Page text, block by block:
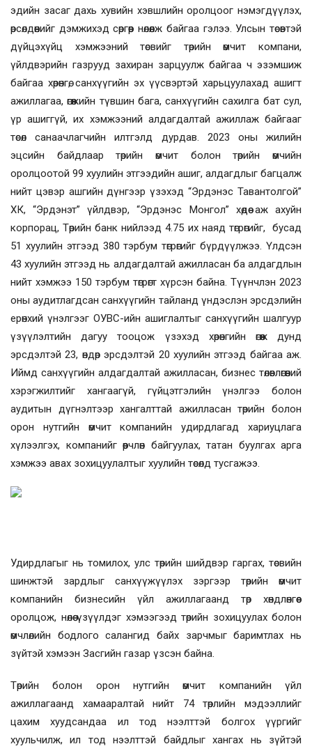
эдийн засаг дахь хувийн хэвшлийн оролцоог нэмэгдүүлэх,
өрсөлдөөнийг дэмжихэд сөргөөр нөлөөлж байгаа гэлээ. Улсын төсөвтэй
дүйцэхүйц хэмжээний төсвийг төрийн өмчит компани,
үйлдвэрийн газрууд захиран зарцуулж байгаа ч эзэмшиж
байгаа хөрөнгө, санхүүгийн эх үүсвэртэй харьцуулахад ашигт
ажиллагаа, өгөөжийн түвшин бага, санхүүгийн сахилга бат сул,
үр ашиггүй, их хэмжээний алдагдалтай ажиллаж байгааг
төсөл санаачлагчийн илтгэлд дурдав. 2023 оны жилийн
эцсийн байдлаар төрийн өмчит болон төрийн өмчийн
оролцоотой 99 хуулийн этгээдийн ашиг, алдагдлыг багцалж
нийт цэвэр ашгийн дүнгээр үзэхэд “Эрдэнэс Тавантолгой”
ХК, “Эрдэнэт” үйлдвэр, “Эрдэнэс Монгол” хөдөө аж ахуйн
корпорац, Төрийн банк нийлээд 4.75 их наяд төгрөгийг, бусад
51 хуулийн этгээд 380 тэрбум төгрөгийг бүрдүүлжээ. Үлдсэн
43 хуулийн этгээд нь алдагдалтай ажилласан ба алдагдлын
нийт хэмжээ 150 тэрбум төгрөгт хүрсэн байна. Түүнчлэн 2023
оны аудитлагдсан санхүүгийн тайланд үндэслэн эрсдэлийн
ерөнхий үнэлгээг ОУВС-ийн ашиглалтыг санхүүгийн шалгуур
үзүүлэлтийн дагуу тооцож үзэхэд хөрөнгийн өгөөж дунд
эрсдэлтэй 23, өндөр эрсдэлтэй 20 хуулийн этгээд байгаа аж.
Иймд санхүүгийн алдагдалтай ажилласан, бизнес төлөвлөгөөний
хэрэгжилтийг хангаагүй, гүйцэтгэлийн үнэлгээ болон
аудитын дүгнэлтээр хангалттай ажилласан төрийн болон
орон нутгийн өмчит компанийн удирдлагад хариуцлага
хүлээлгэх, компанийг өөрчлөн байгуулах, татан буулгах арга
хэмжээ авах зохицуулалтыг хуулийн төсөлд тусгажээ.
Удирдлагыг нь томилох, улс төрийн шийдвэр гаргах, төсвийн
шинжтэй зардлыг санхүүжүүлэх зэргээр төрийн өмчит
компанийн бизнесийн үйл ажиллагаанд төр хөндлөнгөөс
оролцож, нөлөө үзүүлдэг хэмээгээд төрийн зохицуулах болон
өмчлөлийн бодлого салангид байх зарчмыг баримтлах нь
зүйтэй хэмээн Засгийн газар үзсэн байна.
Төрийн болон орон нутгийн өмчит компанийн үйл
ажиллагаанд хамааралтай нийт 74 төрлийн мэдээллийг
цахим хуудсандаа ил тод нээлттэй болгох үүргийг
хуульчилж, ил тод нээлттэй байдлыг хангах нь зүйтэй